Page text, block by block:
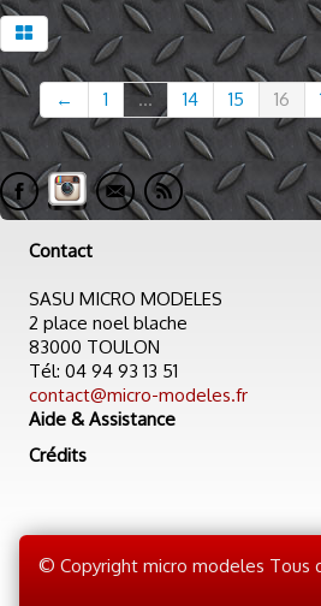
← 1 ... 14 15 16
Contact
SASU MICRO MODELES
2 place noel blache
83000 TOULON
Tél: 04 94 93 13 51
contact@micro-modeles.fr
Aide & Assistance
Crédits
© Copyright micro modeles Tous